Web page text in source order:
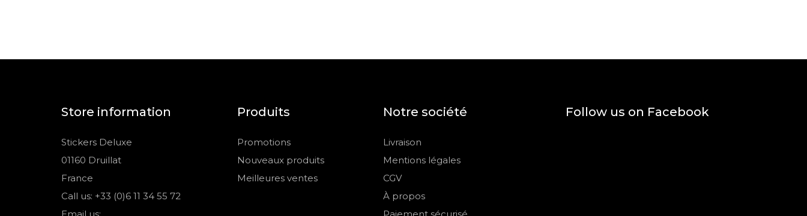
Store information
Stickers Deluxe
01160 Druillat
France
Call us: +33 (0)6 11 34 55 72
Produits
Promotions
Nouveaux produits
Meilleures ventes
Notre société
Livraison
Mentions légales
CGV
À propos
Follow us on Facebook